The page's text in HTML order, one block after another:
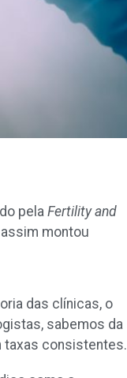
pela Fertility and
montou
das clínicas, o
sabemos da
taxas consistentes.